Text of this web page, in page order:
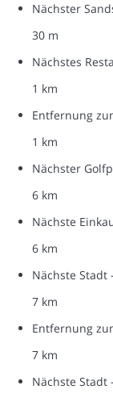
Nächster
30 m
Nächstes
1 km
Entfernung
1 km
Nächster
6 km
Nächste
6 km
Nächste
7 km
Entfernung
7 km
Nächste Stadt